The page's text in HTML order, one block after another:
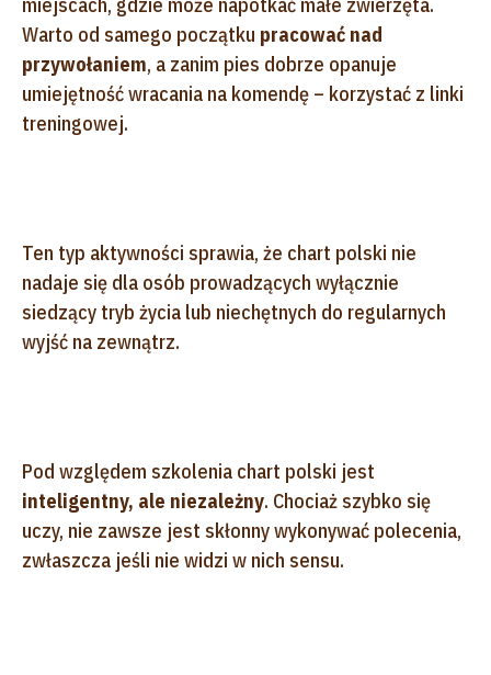
Warto od samego początku pracować nad
przywołaniem, a zanim pies dobrze opanuje
umiejętność wracania na komendę – korzystać z linki
treningowej.
Ten typ aktywności sprawia, że chart polski nie
nadaje się dla osób prowadzących wyłącznie
siedzący tryb życia lub niechętnych do regularnych
wyjść na zewnątrz.
Pod względem szkolenia chart polski jest
inteligentny, ale niezależny. Chociaż szybko się
uczy, nie zawsze jest skłonny wykonywać polecenia,
zwłaszcza jeśli nie widzi w nich sensu.